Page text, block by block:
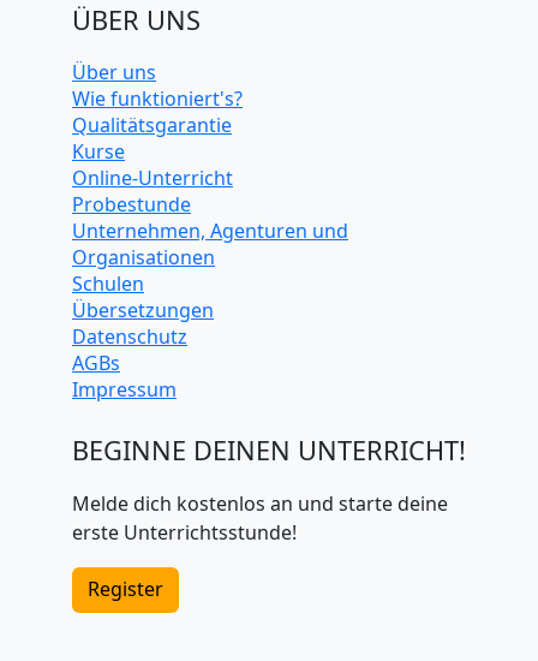
ÜBER UNS
Über uns
Wie funktioniert's?
Qualitätsgarantie
Kurse
Online-Unterricht
Probestunde
Unternehmen, Agenturen und
Organisationen
Schulen
Übersetzungen
Datenschutz
AGBs
Impressum
BEGINNE DEINEN UNTERRICHT!
Melde dich kostenlos an und starte deine
erste Unterrichtsstunde!
Register